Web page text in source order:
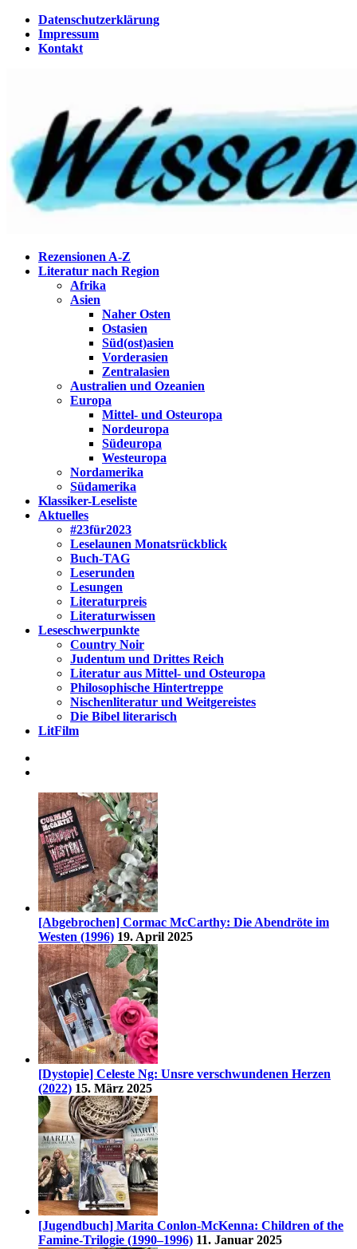
Zum
Inhalt
springen
Datenschutzerklärung
Impressum
Kontakt
Wissenstagebuch
Eine Gabel für die Suppe der Weisheit
Rezensionen A-Z
Literatur nach Region
Afrika
Asien
Naher Osten
Ostasien
Süd(ost)asien
Vorderasien
Zentralasien
Australien und Ozeanien
Europa
Mittel- und Osteuropa
Nordeuropa
Südeuropa
Westeuropa
Nordamerika
Südamerika
Klassiker-Leseliste
Aktuelles
#23für2023
Leselaunen Monatsrückblick
Buch-TAG
Leserunden
Lesungen
Literaturpreis
Literaturwissen
Leseschwerpunkte
Country Noir
Judentum und Drittes Reich
Literatur aus Mittel- und Osteuropa
Philosophische Hintertreppe
Nischenliteratur und Weitgereistes
Die Bibel literarisch
LitFilm
[Abgebrochen] Cormac McCarthy: Die Abendröte im
Westen (1996) 19. April 2025
[Dystopie] Celeste Ng: Unsre verschwundenen Herzen
(2022) 15. März 2025
[Jugendbuch] Marita Conlon-McKenna: Children of the
Famine-Trilogie (1990–1996) 11. Januar 2025